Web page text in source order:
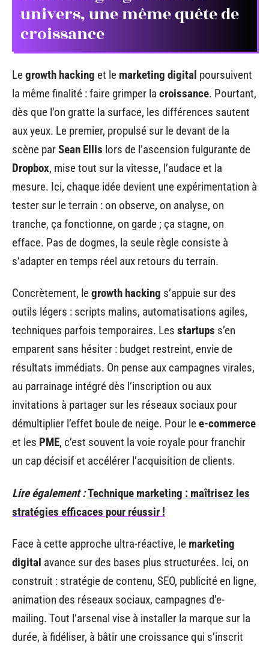
univers, une même quête de
croissance
Legrowth hacking et le marketing digital poursuivent
la même finalité : faire grimper la croissance. Pourtant,
dès que l’on gratte la surface, les différences sautent
aux yeux. Le premier, propulsé sur le devant de la
scène parSean Ellis lors de l’ascension fulgurante de
Dropbox, mise tout sur la vitesse, l’audace et la
mesure. Ici, chaque idée devient une expérimentation à
tester sur le terrain : on observe, on analyse, on
tranche, ça fonctionne, on garde ; ça stagne, on
efface. Pas de dogmes, la seule règle consiste à
s’adapter en temps réel aux retours du terrain.
Concrètement, legrowth hacking s’appuie sur des
outils légers : scripts malins, automatisations agiles,
techniques parfois temporaires. Les startups s’en
emparent sans hésiter : budget restreint, envie de
résultats immédiats. On pense aux campagnes virales,
au parrainage intégré dès l’inscription ou aux
invitations à partager sur les réseaux sociaux pour
démultiplier l’effet boule de neige. Pour lee-commerce
et les PME, c’est souvent la voie royale pour franchir
un cap décisif et accélérer l’acquisition de clients.
Lire également :Technique marketing : maîtrisez les
stratégies efficaces pour réussir !
Face à cette approche ultra-réactive, le marketing
digital avance sur des bases plus structurées. Ici, on
construit : stratégie de contenu, SEO, publicité en ligne,
animation des réseaux sociaux, campagnes d’e-
mailing. Tout l’arsenal vise à installer la marque sur la
durée, à fidéliser, à bâtir une croissance qui s’inscrit